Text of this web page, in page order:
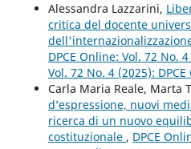
Alessandra Lazzarini,
critica del docente
DPCE Online: Vol. 72 No.
Vol. 72 No. 4 (2025):
Carla Maria Reale, Marta
d’espressione, nuovi
ricerca di un nuovo
costituzionale , DPCE